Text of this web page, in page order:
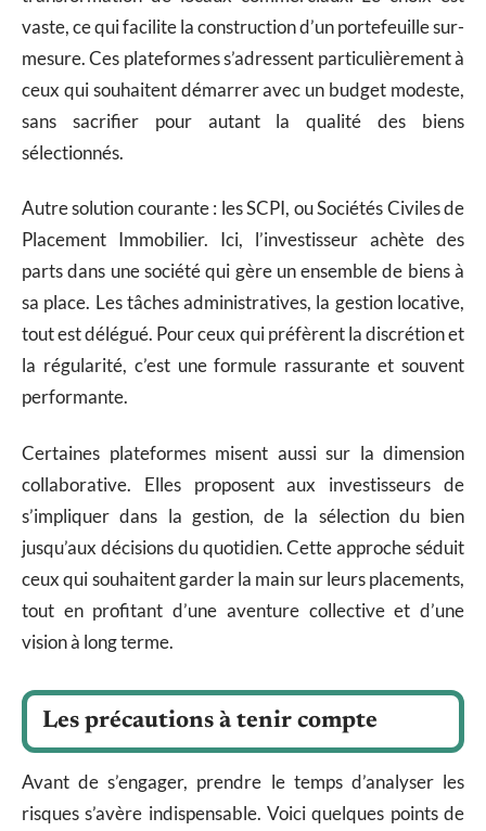
vaste, ce qui facilite la construction d’un portefeuille sur-
mesure. Ces plateformes s’adressent particulièrement à
ceux qui souhaitent démarrer avec un budget modeste,
sans sacrifier pour autant la qualité des biens
sélectionnés.
Autre solution courante : les SCPI, ou Sociétés Civiles de
Placement Immobilier. Ici, l’investisseur achète des
parts dans une société qui gère un ensemble de biens à
sa place. Les tâches administratives, la gestion locative,
tout est délégué. Pour ceux qui préfèrent la discrétion et
la régularité, c’est une formule rassurante et souvent
performante.
Certaines plateformes misent aussi sur la dimension
collaborative. Elles proposent aux investisseurs de
s’impliquer dans la gestion, de la sélection du bien
jusqu’aux décisions du quotidien. Cette approche séduit
ceux qui souhaitent garder la main sur leurs placements,
tout en profitant d’une aventure collective et d’une
vision à long terme.
Les précautions à tenir compte
Avant de s’engager, prendre le temps d’analyser les
risques s’avère indispensable. Voici quelques points de